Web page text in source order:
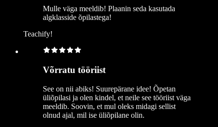
Mulle väga meeldib! Plaanin seda kasutada
algklasside õpilastega!
Teachify!
Võrratu tööriist
See on nii abiks! Suurepärane idee! Õpetan
üliõpilasi ja olen kindel, et neile see tööriist väga
meeldib. Soovin, et mul oleks midagi sellist
olnud ajal, mil ise üliõpilane olin.